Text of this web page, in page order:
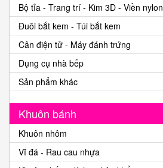
Bộ tỉa - Trang trí - Kim 3D - Viền nylon
Đuôi bắt kem - Túi bắt kem
Cân điện tử - Máy đánh trứng
Dụng cụ nhà bếp
Sản phẩm khác
Khuôn bánh
Khuôn nhôm
Vĩ đá - Rau cau nhựa